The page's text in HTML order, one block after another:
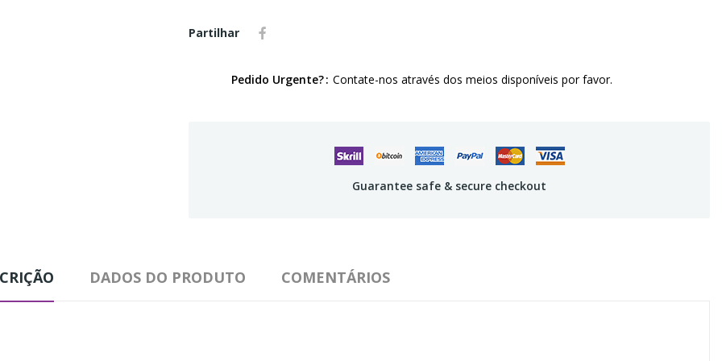
Partilhar
Pedido Urgente? Contate-nos através dos meios disponíveis por favor.
Guarantee safe & secure checkout
DADOS DO PRODUTO COMENTÁRIOS